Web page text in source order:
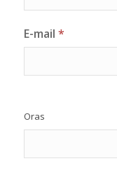
E-mail *
Oras